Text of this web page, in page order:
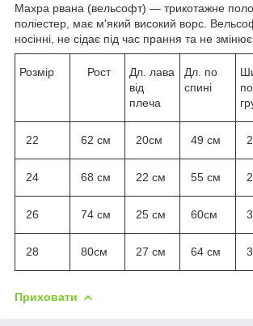
Махра рвана (вельсофт) — трикотажне
поліестер, має м'який високий ворс.
носінні, не сідає під час прання та не
Розмір Рост
Дл. лава
від
плеча
Дл. по
спині
по
22 62 см 20см 49 см
24 68 см 22 см 55 см
26 74 см 25 см 60см
28 80см 27 см 64 см
Приховати